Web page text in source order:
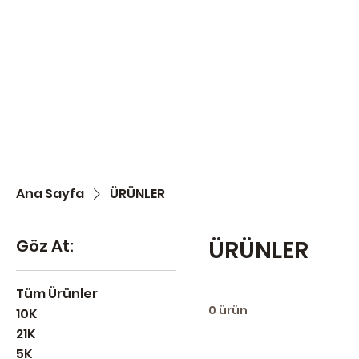
Ana Sayfa ÜRÜNLER
Göz At:
Tüm Ürünler
10K
21K
5K
ÜRÜNLER
0 ürün